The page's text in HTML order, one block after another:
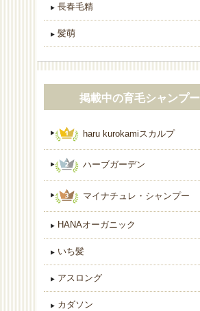
長春毛精
髪萌
掲載中の育毛シャンプー
haru kurokamiスカルプ
ハーブガーデン
マイナチュレ・シャンプー
HANAオーガニック
いち髪
アスロング
カダソン